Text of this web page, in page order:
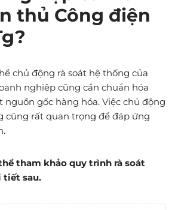
thủ Công điện
chủ động rà soát hệ thống của
nghiệp cũng cần chuẩn hóa
gốc hàng hóa. Việc chủ động
cũng rất quan trọng để đáp ứng
tham khảo quy trình rà soát
tiết sau.